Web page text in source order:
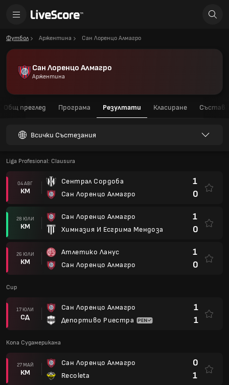
Футбол Аржентина Сан Лоренцо Алмагро
Сан Лоренцо Алмагро
Аржентина
Общ преглед Програма Резултати Класиране Състав
Всички Състезания
Liga Profesional: Clausura
04 АВГ
КМ
Сентрал Сордоба
Сан Лоренцо Алмагро
1
0
28 ЮЛИ
КМ
Сан Лоренцо Алмагро
Химназия И Есгрима Мендоза
1
0
26 ЮЛИ
КМ
Атлетико Ланус
Сан Лоренцо Алмагро
1
0
Cup
17 ЮЛИ
СД
Сан Лоренцо Алмагро
Депортиво Риестра
1
1
Копа Судамерикана
27 МАЙ
КМ
Сан Лоренцо Алмагро
Recoleta
0
1